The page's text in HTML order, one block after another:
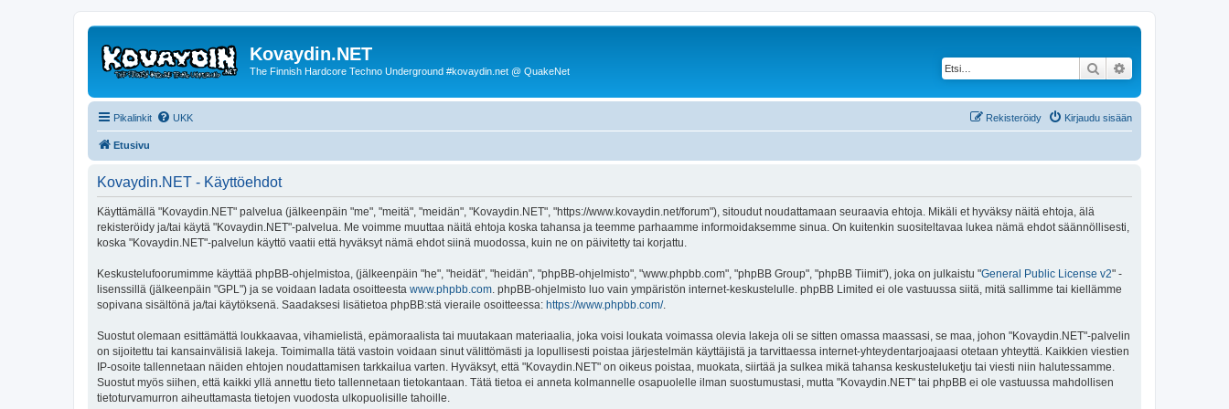
Kovaydin.NET
The Finnish Hardcore Techno Underground #kovaydin.net @ QuakeNet Etsi
Pikalinkit UKK Kirjaudu sisään
Rekisteröidy
Etusivu
Kovaydin.NET - Käyttöehdot
Käyttämällä "Kovaydin.NET" palvelua (jälkeenpäin "me", "meitä", "meidän", "Kovaydin.NET", "https://www.kovaydin.net/forum"), sitoudut noudattamaan seuraavia ehtoja. Mikäli et hyväksy näitä ehtoja, älä
rekisteröidy ja/tai käytä "Kovaydin.NET"-palvelua. Me voimme muuttaa näitä ehtoja koska tahansa ja teemme parhaamme informoidaksemme sinua. On kuitenkin suositeltavaa lukea nämä ehdot säännöllisesti,
koska "Kovaydin.NET"-palvelun käyttö vaatii että hyväksyt nämä ehdot siinä muodossa, kuin ne on päivitetty tai korjattu.
Keskustelufoorumimme käyttää phpBB-ohjelmistoa, (jälkeenpäin "he", "heidät", "heidän", "phpBB-ohjelmisto", "www.phpbb.com", "phpBB Group", "phpBB Tiimit"), joka on julkaistu "General Public License v2" -
lisenssillä (jälkeenpäin "GPL") ja se voidaan ladata osoitteesta www.phpbb.com . phpBB-ohjelmisto luo vain ympäristön internet-keskustelulle. phpBB Limited ei ole vastuussa siitä, mitä sallimme tai kiellämme
sopivana sisältönä ja/tai käytöksenä. Saadaksesi lisätietoa phpBB:stä vieraile osoitteessa: https://www.phpbb.com/.
Suostut olemaan esittämättä loukkaavaa, vihamielistä, epämoraalista tai muutakaan materiaalia, joka voisi loukata voimassa olevia lakeja oli se sitten omassa maassasi, se maa, johon "Kovaydin.NET"-palvelin
on sijoitettu tai kansainvälisiä lakeja. Toimimalla tätä vastoin voidaan sinut välittömästi ja lopullisesti poistaa järjestelmän käyttäjistä ja tarvittaessa internet-yhteydentarjoajaasi otetaan yhteyttä. Kaikkien viestien
IP-osoite tallennetaan näiden ehtojen noudattamisen tarkkailua varten. Hyväksyt, että "Kovaydin.NET" on oikeus poistaa, muokata, siirtää ja sulkea mikä tahansa keskusteluketju tai viesti niin halutessamme.
Suostut myös siihen, että kaikki yllä annettu tieto tallennetaan tietokantaan. Tätä tietoa ei anneta kolmannelle osapuolelle ilman suostumustasi, mutta "Kovaydin.NET" tai phpBB ei ole vastuussa mahdollisen
tietoturvamurron aiheuttamasta tietojen vuodosta ulkopuolisille tahoille.